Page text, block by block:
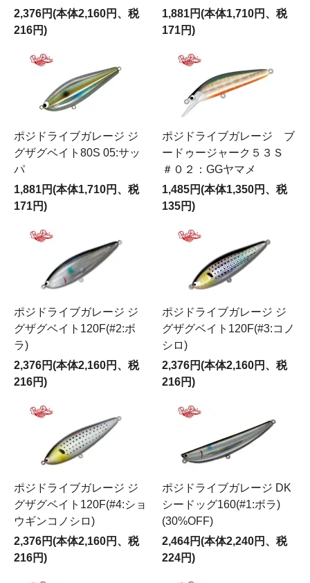
2,376円(本体2,160円、税
216円)
1,881円(本体1,710円、税
171円)
ポジドライブガレージ ジ
グザグベイト80S 05:サッ
パ
1,881円(本体1,710円、税
171円)
ポジドライブガレージ ブ
ードゥージャーク５３Ｓ
＃０２：GGヤマメ
1,485円(本体1,350円、税
135円)
ポジドライブガレージ ジ
グザグベイト120F(#2:ボ
ラ)
2,376円(本体2,160円、税
216円)
ポジドライブガレージ ジ
グザグベイト120F(#3:コノ
シロ)
2,376円(本体2,160円、税
216円)
ポジドライブガレージ ジ
グザグベイト120F(#4:ショ
ウギンコノシロ)
2,376円(本体2,160円、税
216円)
ポジドライブガレージ DK
シードッグ160(#1:ボラ)
(30%OFF)
2,464円(本体2,240円、税
224円)